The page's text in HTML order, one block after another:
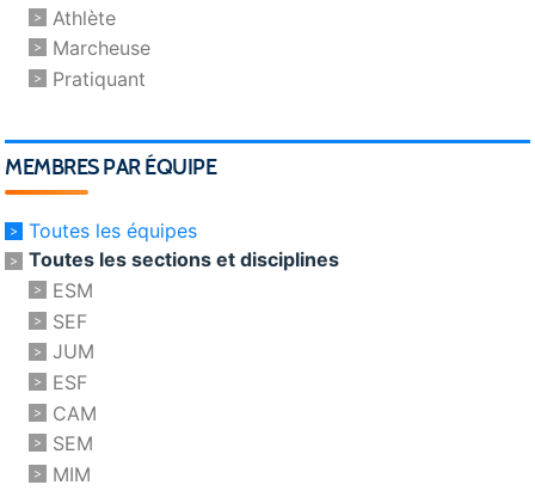
Athlète
Marcheuse
Pratiquant
MEMBRES PAR ÉQUIPE
Toutes les équipes
Toutes les sections et disciplines
ESM
SEF
JUM
ESF
CAM
SEM
MIM